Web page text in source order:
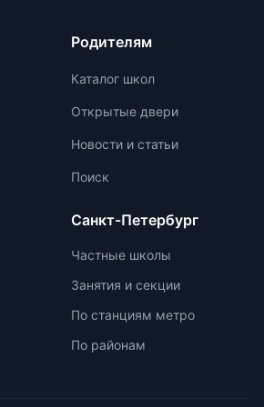
страха перед
развивать
к
школьные,
практикумы,
серьезную
Родителям
Каталог школ
Открытые двери
Новости и статьи
Поиск
Санкт-Петербург
Частные школы
Занятия и секции
По станциям метро
По районам